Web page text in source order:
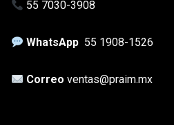
55 7030-3908
WhatsApp 55 1908-1526
Correoventas@praim.mx